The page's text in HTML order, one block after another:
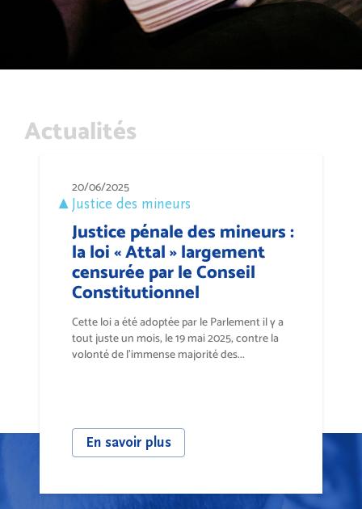
Actualités
20/06/2025
Justice des mineurs
Justice pénale des mineurs :
la loi « Attal » largement
censurée par le Conseil
Constitutionnel
Cette loi a été adoptée par le Parlement il y a
tout juste un mois, le 19 mai 2025, contre la
volonté de l’immense majorité des...
En savoir plus